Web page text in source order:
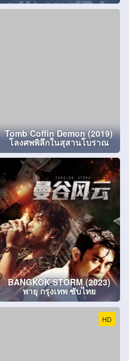
Tomb Coffin Demon (2019)
โลงศพพิลึกในสุสานโบราณ
BANGKOK STORM (2023)
พายุ กรุงเทพ ซับไทย
HD